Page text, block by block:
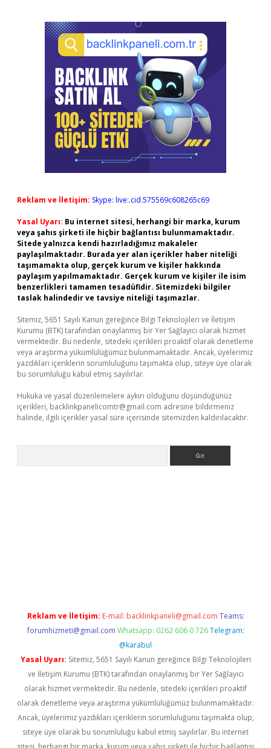
Reklam ve İletişim: Skype: live:.cid.575569c608265c69
Yasal Uyarı: Bu internet sitesi, herhangi bir marka, kurum
veya şahıs şirketi ile hiçbir bağlantısı bulunmamaktadır.
Sitede yalnızca kendi hazırladığımız makaleler
paylaşılmaktadır. Burada yer alan içerikler haber niteliği
taşımamakta olup, gerçek kurum ve kişiler hakkında
paylaşım yapılmamaktadır. Gerçek kurum ve kişiler ile isim
benzerlikleri tamamen tesadüfidir. Sitemizdeki bilgiler
taslak halindedir ve tavsiye niteliği taşımazlar.
Sitemiz, 5651 Sayılı Kanun gereğince Bilgi Teknolojileri ve İletişim
Kurumu (BTK) tarafından onaylanmış bir Yer Sağlayıcı olarak hizmet
vermektedir. Bu nedenle, sitedeki içerikleri proaktif olarak denetleme
veya araştırma yükümlülüğümüz bulunmamaktadır. Ancak, üyelerimiz
yazdıkları içeriklerin sorumluluğunu taşımakta olup, siteye üye olarak
bu sorumluluğu kabul etmiş sayılırlar.
Hukuka ve yasal düzenlemelere aykırı olduğunu düşündüğünüz
içerikleri, backlinkpanelicomtr@gmail.com adresine bildirmeniz
halinde, ilgili içerikler yasal süre içerisinde sitemizden kaldırılacaktır.
Reklam ve İletişim: E-mail: backlinkpaneli@gmail.com Teams:
forumhizmeti@gmail.com Whatsapp: 0262 606 0 726 Telegram:
@karabul
Yasal Uyarı: Sitemiz, 5651 Sayılı Kanun gereğince Bilgi Teknolojileri
ve İletişim Kurumu (BTK) tarafından onaylanmış bir Yer Sağlayıcı
olarak hizmet vermektedir. Bu nedenle, sitedeki içerikleri proaktif
olarak denetleme veya araştırma yükümlülüğümüz bulunmamaktadır.
Ancak, üyelerimiz yazdıkları içeriklerin sorumluluğunu taşımakta olup,
siteye üye olarak bu sorumluluğu kabul etmiş sayılırlar. Bu internet